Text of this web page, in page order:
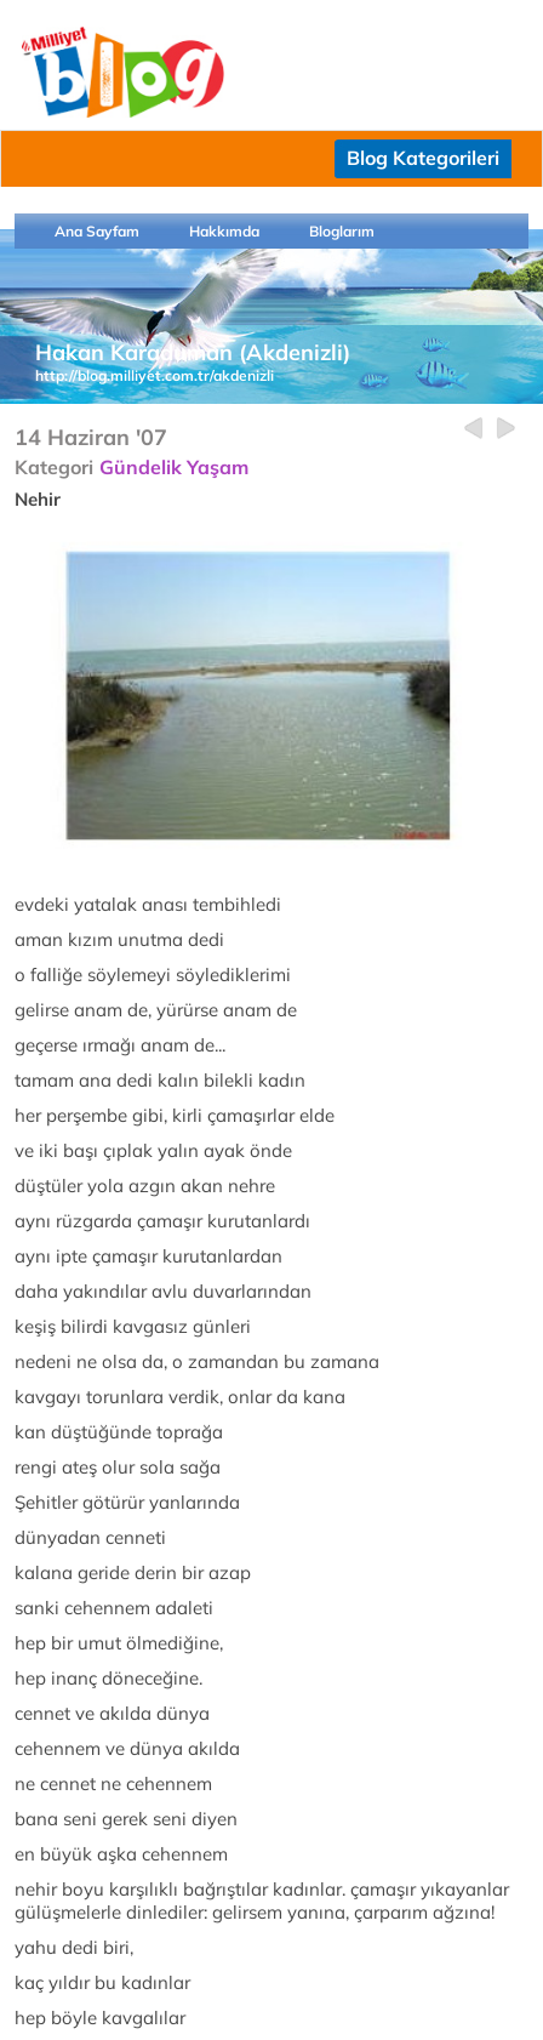
Blog Kategorileri
Ana Sayfam Hakkımda Bloglarım
Hakan Karaduman (Akdenizli)
http://blog.milliyet.com.tr/akdenizli
14 Haziran '07
Kategori Gündelik Yaşam
Nehir
evdeki yatalak anası tembihledi
aman kızım unutma dedi
o falliğe söylemeyi söylediklerimi
gelirse anam de, yürürse anam de
geçerse ırmağı anam de...
tamam ana dedi kalın bilekli kadın
her perşembe gibi, kirli çamaşırlar elde
ve iki başı çıplak yalın ayak önde
düştüler yola azgın akan nehre
aynı rüzgarda çamaşır kurutanlardı
aynı ipte çamaşır kurutanlardan
daha yakındılar avlu duvarlarından
keşiş bilirdi kavgasız günleri
nedeni ne olsa da, o zamandan bu zamana
kavgayı torunlara verdik, onlar da kana
kan düştüğünde toprağa
rengi ateş olur sola sağa
Şehitler götürür yanlarında
dünyadan cenneti
kalana geride derin bir azap
sanki cehennem adaleti
hep bir umut ölmediğine,
hep inanç döneceğine.
cennet ve akılda dünya
cehennem ve dünya akılda
ne cennet ne cehennem
bana seni gerek seni diyen
en büyük aşka cehennem
nehir boyu karşılıklı bağrıştılar kadınlar. çamaşır yıkayanlar
gülüşmelerle dinlediler: gelirsem yanına, çarparım ağzına!
yahu dedi biri,
kaç yıldır bu kadınlar
hep böyle kavgalılar